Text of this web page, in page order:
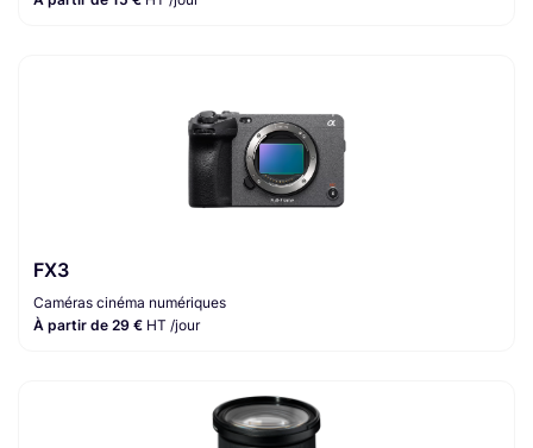
FX3
Caméras cinéma numériques
À partir de 29 € HT /jour